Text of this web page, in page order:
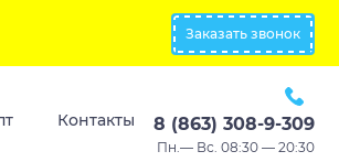
Заказать звонок
Контакты 8 (863) 308-9-309
Пн.— Вс. 08:30 — 20:30